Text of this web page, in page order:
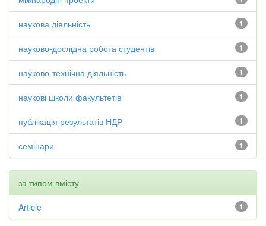
1
наукова діяльність
1
науково-дослідна робота студентів
1
науково-технічна діяльність
1
наукові школи факультетів
1
публікація результатів НДР
1
семінари
за типом вмісту
1
Article